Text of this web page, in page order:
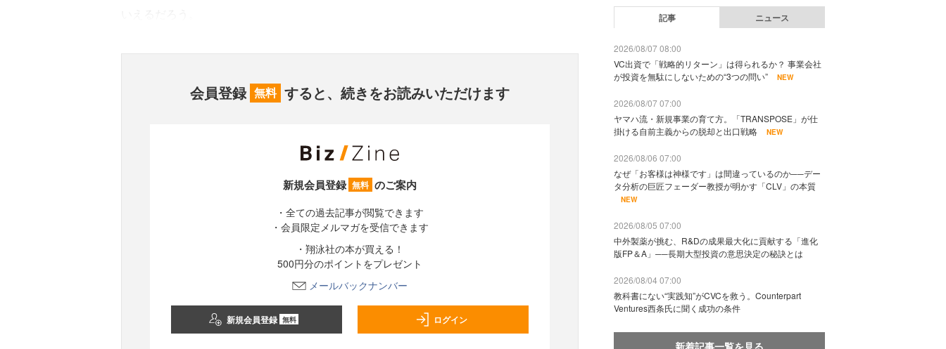
会員登録 無料 すると、続きをお読みいただけます
新規会員登録 無料 のご案内
・全ての過去記事が閲覧できます
・会員限定メルマガを受信できます
・翔泳社の本が買える！
500円分のポイントをプレゼント
メールバックナンバー
新規会員登録 無料 ログイン
記事 ニュース
2026/08/07 08:00
VC出資で「戦略的リターン」は得られるか？ 事業会社
が投資を無駄にしないための“3つの問い”
NEW
2026/08/07 07:00
ヤマハ流・新規事業の育て方。「TRANSPOSE」が仕
掛ける自前主義からの脱却と出口戦略
NEW
2026/08/06 07:00
なぜ「お客様は神様です」は間違っているのか──デー
タ分析の巨匠フェーダー教授が明かす「CLV」の本質
NEW
2026/08/05 07:00
中外製薬が挑む、R&Dの成果最大化に貢献する「進化
版FP＆A」──長期大型投資の意思決定の秘訣とは
2026/08/04 07:00
教科書にない“実践知”がCVCを救う。Counterpart
Ventures西条氏に聞く成功の条件
新着記事一覧を見る